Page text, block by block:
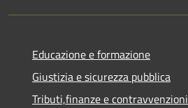
Educazione e formazione
Giustizia e sicurezza pubblica
Tributi,finanze e contravvenzioni